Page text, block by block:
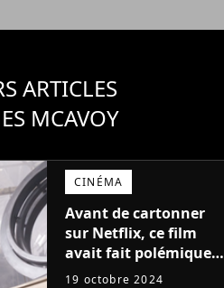
ARTICLES
MCAVOY
CINÉMA
Avant de cartonner
sur Netflix, ce film
avait fait polémique à
sa sortie au cinéma il
19 octobre 2024